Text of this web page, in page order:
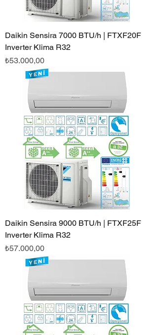
Daikin Sensira 7000 BTU/h | FTXF20F
Inverter Klima R32
Fiyat
₺53.000,00
Daikin Sensira 9000 BTU/h | FTXF25F
Inverter Klima R32
Fiyat
₺57.000,00